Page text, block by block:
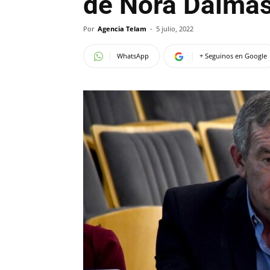
Por Agencia Telam - 5 julio, 2022
WhatsApp + Seguinos en Google